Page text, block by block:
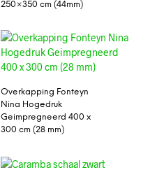
250×350 cm (44mm)
Overkapping Fonteyn
Nina Hogedruk
Geimpregneerd 400 x
300 cm (28 mm)